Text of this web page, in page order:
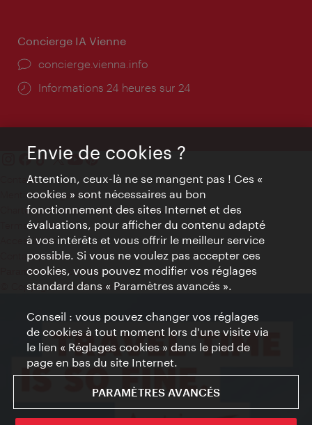
Concierge IA Vienne
Ort:
concierge.vienna.info
Öffnungszeiten:
Informations 24 heures sur 24
Contact
Mentions obligatoires
Charte sur le respect de la vie privée
Terms of Use
Accessibilité
Contact presse
Paramètres de cookies
© Copyright WienTourismus
Envie de cookies ?
Attention, ceux-là ne se mangent pas ! Ces «
cookies » sont nécessaires au bon
fonctionnement des sites Internet et des
évaluations, pour afficher du contenu adapté
à vos intérêts et vous offrir le meilleur service
possible. Si vous ne voulez pas accepter ces
cookies, vous pouvez modifier vos réglages
standard dans « Paramètres avancés ».
Conseil : vous pouvez changer vos réglages
de cookies à tout moment lors d'une visite via
le lien « Réglages cookies » dans le pied de
page en bas du site Internet.
PARAMÈTRES AVANCÉS